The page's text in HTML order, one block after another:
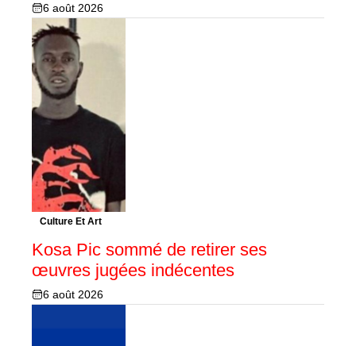
6 août 2026
Culture Et Art
Kosa Pic sommé de retirer ses
œuvres jugées indécentes
6 août 2026